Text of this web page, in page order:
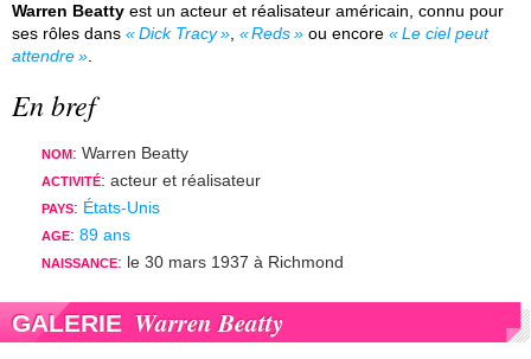
Warren Beatty est un acteur et réalisateur américain, connu pour
ses rôles dans
Dick Tracy , Reds ou encore
Le ciel peut
attendre
.
En bref
NOM : Warren Beatty
ACTIVITÉ: acteur et réalisateur
PAYS: États-Unis
AGE: 89 ans
NAISSANCE: le 30 mars 1937 à Richmond
GALERIE Warren Beatty